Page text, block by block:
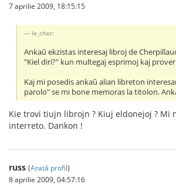
7 aprilie 2009, 18:15:15
le_chaz:
Ankaŭ ekzistas interesaj libroj de
"Kiel diri?" kun multegaj esprimoj kaj
Kaj mi posedis ankaŭ alian libreton
parolo" se mi bone memoras la titolon.
Kie trovi tiujn librojn ? Kiuj eldonejoj ? Mi
interreto. Dankon !
russ (Arată profil)
8 aprilie 2009, 04:57:16